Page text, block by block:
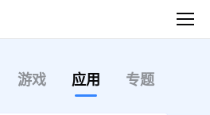
游戏 应用 专题